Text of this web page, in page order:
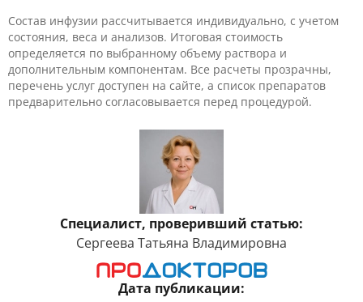
Состав инфузии рассчитывается индивидуально, с учетом
состояния, веса и анализов. Итоговая стоимость
определяется по выбранному объему раствора и
дополнительным компонентам. Все расчеты прозрачны,
перечень услуг доступен на сайте, а список препаратов
предварительно согласовывается перед процедурой.
Специалист, проверивший статью:
Сергеева Татьяна Владимировна
Дата публикации: